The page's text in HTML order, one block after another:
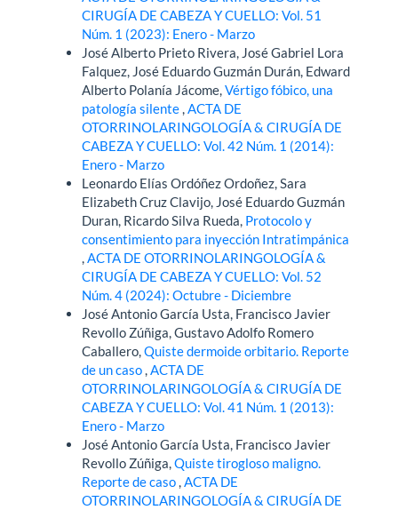
CIRUGÍA DE CABEZA Y CUELLO: Vol. 51
Núm. 1 (2023): Enero - Marzo
José Alberto Prieto Rivera, José Gabriel Lora
Falquez, José Eduardo Guzmán Durán, Edward
Alberto Polanía Jácome,Vértigo fóbico, una
patología silente,ACTA DE
OTORRINOLARINGOLOGÍA & CIRUGÍA DE
CABEZA Y CUELLO: Vol. 42 Núm. 1 (2014):
Enero - Marzo
Leonardo Elías Ordóñez Ordoñez, Sara
Elizabeth Cruz Clavijo, José Eduardo Guzmán
Duran, Ricardo Silva Rueda, Protocolo y
consentimiento para inyección Intratimpánica
,ACTA DE OTORRINOLARINGOLOGÍA &
CIRUGÍA DE CABEZA Y CUELLO: Vol. 52
Núm. 4 (2024): Octubre - Diciembre
José Antonio García Usta, Francisco Javier
Revollo Zúñiga, Gustavo Adolfo Romero
Caballero,Quiste dermoide orbitario. Reporte
de un caso,ACTA DE
OTORRINOLARINGOLOGÍA & CIRUGÍA DE
CABEZA Y CUELLO: Vol. 41 Núm. 1 (2013):
Enero - Marzo
José Antonio García Usta, Francisco Javier
Revollo Zúñiga,Quiste tirogloso maligno.
Reporte de caso,ACTA DE
OTORRINOLARINGOLOGÍA & CIRUGÍA DE